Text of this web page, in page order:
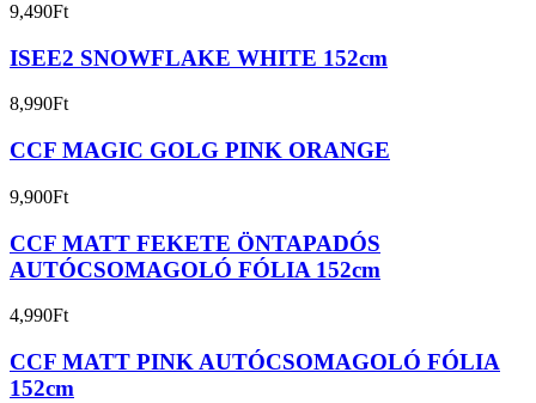
9,490Ft
ISEE2 SNOWFLAKE WHITE 152cm
8,990Ft
CCF MAGIC GOLG PINK ORANGE
9,900Ft
CCF MATT FEKETE ÖNTAPADÓS
AUTÓCSOMAGOLÓ FÓLIA 152cm
4,990Ft
CCF MATT PINK AUTÓCSOMAGOLÓ FÓLIA
152cm